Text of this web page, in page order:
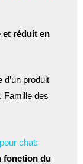
et réduit en
produit
Famille des
chat:
fonction du